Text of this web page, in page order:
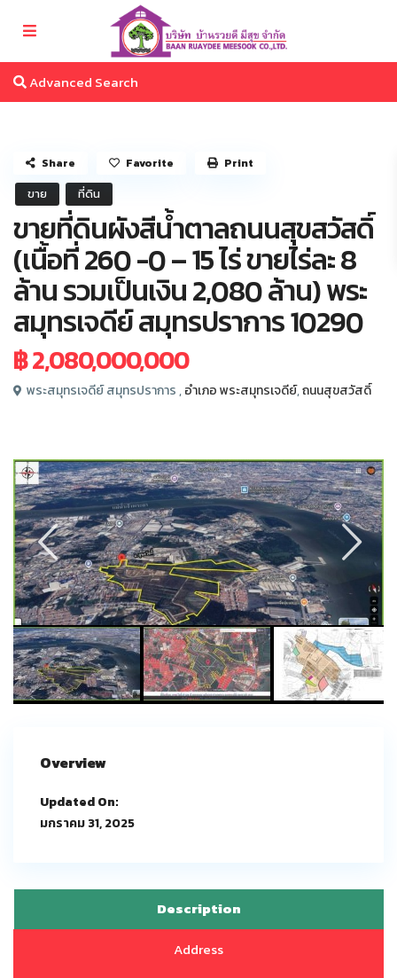
Advanced Search
ขาย ที่ดิน
ขายที่ดินผังสีน้ำตาลถนนสุขสวัสดิ์
(เนื้อที่ 260 -0 – 15 ไร่ ขายไร่ละ 8
ล้าน รวมเป็นเงิน 2,080 ล้าน) พระ
สมุทรเจดีย์ สมุทรปราการ 10290
฿ 2,080,000,000
พระสมุทรเจดีย์ สมุทรปราการ ,อำเภอ พระสมุทรเจดีย์,ถนนสุขสวัสดิ์
Share Favorite Print
Overview
Updated On:
มกราคม 31, 2025
Description
Address